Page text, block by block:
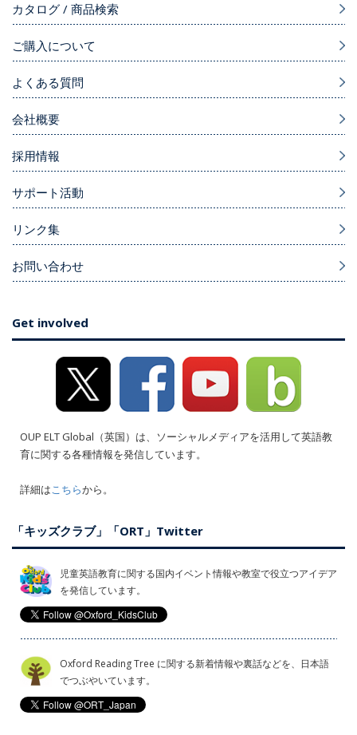
カタログ / 商品検索
ご購入について
よくある質問
会社概要
採用情報
サポート活動
リンク集
お問い合わせ
Get involved
OUP ELT Global（英国）は、ソーシャルメディアを活用して英語教
育に関する各種情報を発信しています。
詳細はこちらから。
「キッズクラブ」「ORT」Twitter
児童英語教育に関する国内イベント情報や教室で役立つアイデア
を発信しています。
Oxford Reading Tree に関する新着情報や裏話などを、日本語
でつぶやいています。